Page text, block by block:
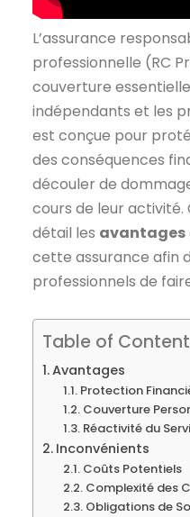
L’assurance
professionnelle (RC
couverture
indépendants et les
est conçue pour
des conséquences
découler de
cours de leur
détail les avantages
cette assurance afin
professionnels de
Table of
Avantages
Protection
Couverture
Réactivité du
Inconvénients
Coûts Potentiels
Complexité des
Obligations de